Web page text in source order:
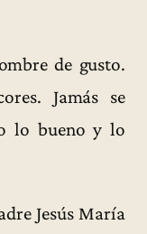
de gusto.
Jamás se
lo bueno y lo
Jesús María